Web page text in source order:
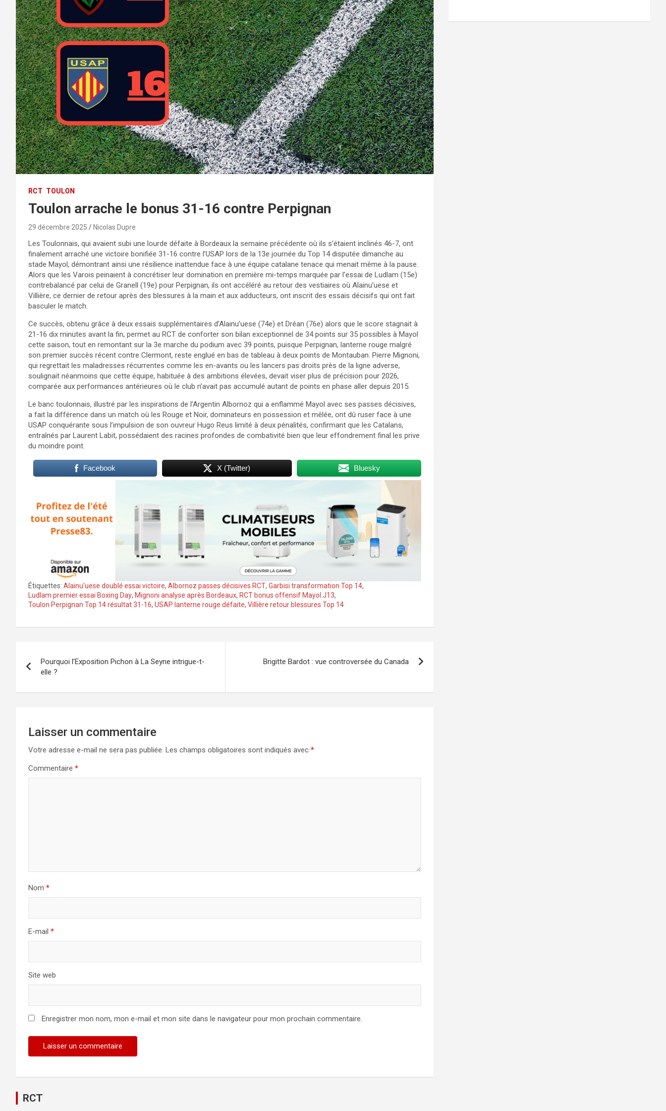
RCT TOULON
Toulon arrache le bonus 31-16 contre Perpignan
29 décembre 2025 Nicolas Dupre
Les Toulonnais, qui avaient subi une lourde défaite à Bordeaux la semaine précédente où ils s’étaient inclinés 46-7, ont
finalement arraché une victoire bonifiée 31-16 contre l’USAP lors de la 13e journée du Top 14 disputée dimanche au
stade Mayol, démontrant ainsi une résilience inattendue face à une équipe catalane tenace qui menait même à la pause.
Alors que les Varois peinaient à concrétiser leur domination en première mi-temps marquée par l’essai de Ludlam (15e)
contrebalancé par celui de Granell (19e) pour Perpignan, ils ont accéléré au retour des vestiaires où Alainu’uese et
Villière, ce dernier de retour après des blessures à la main et aux adducteurs, ont inscrit des essais décisifs qui ont fait
basculer le match.
Ce succès, obtenu grâce à deux essais supplémentaires d’Alainu’uese (74e) et Dréan (76e) alors que le score stagnait à
21-16 dix minutes avant la fin, permet au RCT de conforter son bilan exceptionnel de 34 points sur 35 possibles à Mayol
cette saison, tout en remontant sur la 3e marche du podium avec 39 points, puisque Perpignan, lanterne rouge malgré
son premier succès récent contre Clermont, reste englué en bas de tableau à deux points de Montauban. Pierre Mignoni,
qui regrettait les maladresses récurrentes comme les en-avants ou les lancers pas droits près de la ligne adverse,
soulignait néanmoins que cette équipe, habituée à des ambitions élevées, devait viser plus de précision pour 2026,
comparée aux performances antérieures où le club n’avait pas accumulé autant de points en phase aller depuis 2015.
Le banc toulonnais, illustré par les inspirations de l’Argentin Albornoz qui a enflammé Mayol avec ses passes décisives,
a fait la différence dans un match où les Rouge et Noir, dominateurs en possession et mêlée, ont dû ruser face à une
USAP conquérante sous l’impulsion de son ouvreur Hugo Reus limité à deux pénalités, confirmant que les Catalans,
entraînés par Laurent Labit, possédaient des racines profondes de combativité bien que leur effondrement final les prive
du moindre point.
Facebook X (Twitter) Bluesky
Étiquettes: Alainu’uese doublé essai victoire, Albornoz passes décisives RCT, Garbisi transformation Top 14,
Ludlam premier essai Boxing Day, Mignoni analyse après Bordeaux, RCT bonus offensif Mayol J13,
Toulon Perpignan Top 14 résultat 31-16, USAP lanterne rouge défaite, Villière retour blessures Top 14
de
l’article
Pourquoi l’Exposition Pichon à La Seyne intrigue-t-
elle ?
Brigitte Bardot : vue controversée du Canada
Laisser un commentaire
Votre adresse e-mail ne sera pas publiée. Les champs obligatoires sont indiqués avec *
Commentaire *
Nom *
E-mail *
Site web
Enregistrer mon nom, mon e-mail et mon site dans le navigateur pour mon prochain commentaire.
RCT